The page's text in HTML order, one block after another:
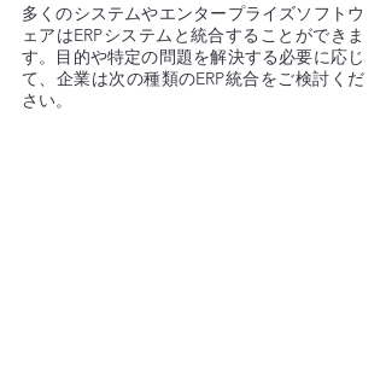
多くのシステムやエンタープライズソフトウ
ェアはERPシステムと統合することができま
す。目的や特定の問題を解決する必要に応じ
て、企業は次の種類のERP統合をご検討くだ
さい。